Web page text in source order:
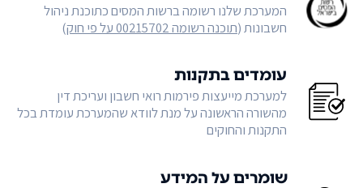
המערכת שלנו רשומה ברשות המסים כתוכנת ניהול
חשבונות (תוכנה רשומה 00215702 על פי חוק )
עומדים בתקנות
למערכת מייעצות פירמות רואי חשבון ועריכת דין
מהשורה הראשונה על מנת לוודא שהמערכת עומדת בכל
התקנות והחוקים
שומרים על המידע